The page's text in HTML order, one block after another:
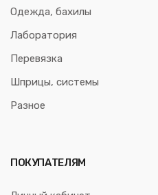
Одежда, бахилы
Лаборатория
Перевязка
Шприцы, системы
Разное
ПОКУПАТЕЛЯМ